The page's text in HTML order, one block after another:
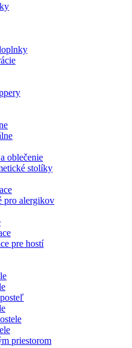
oblečenie
stolíky
pro alergikov
pre hostí
priestorom